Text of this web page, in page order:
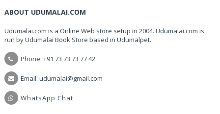
ABOUT UDUMALAI.COM
Udumalai.com is a Online Web store setup in 2004. Udumalai.com is
run by Udumalai Book Store based in Udumalpet.
Phone: +91 73 73 73 77 42
Email: udumalai@gmail.com
WhatsApp Chat